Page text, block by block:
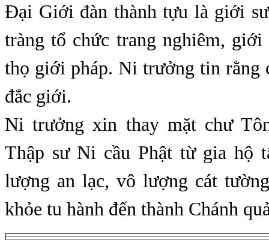
Đại Giới đàn thành tựu là giới
tràng tổ chức trang nghiêm, giới
thọ giới pháp. Ni trưởng tin rằng
đắc giới.
Ni trưởng xin thay mặt chư
Thập sư Ni cầu Phật từ gia hộ
lượng an lạc, vô lượng cát
khỏe tu hành đến thành Chánh